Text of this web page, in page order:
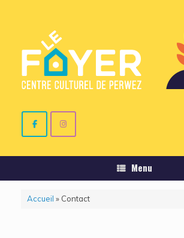
Menu
Accueil » Contact